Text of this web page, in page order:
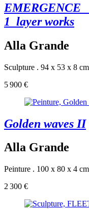
1_layer works
Alla Grande
Sculpture . 94 x 53 x 8 cm
5 900 €
Golden waves II
Alla Grande
Peinture . 100 x 80 x 4 cm
2 300 €